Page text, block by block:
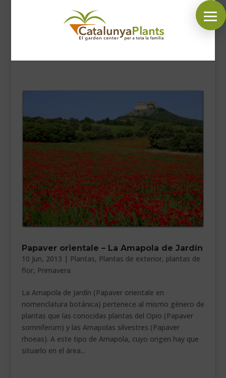
SÍGUENOS EN:
COMPLEMENTOS JARDÍN
MASCOTAS
DECORACIÓN
HORARIO GARDEN
CONTACTAR
VEURE EN CATALÀ
Papaver orientale – La Amapola de Jardín
10 Jun, 2013 | Plantas, Plantas de exterior, plantas de
flor, Primavera
La Amapola de Jardín (Papaver orientale en
nomenclatura botánica) pertenece al mismo género de
plantas que las conocidas plantas del Opio (Papaver
somniferum) y las Amapolas silvestres (Papaver
rhoeas). A este tipo de Amapola, cuyo origen hay que
situarlo en el área...